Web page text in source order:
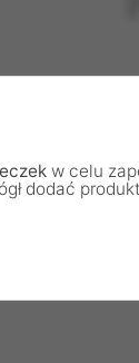
w celu
dodać